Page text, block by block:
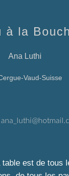
à la
Ana Luthi
Vaud-Suisse
est de tous